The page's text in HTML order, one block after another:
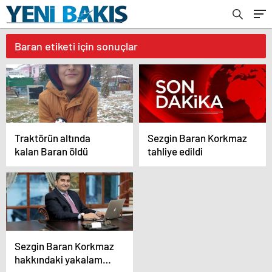
Baran etiketi için sonuçlar
Traktörün altında
kalan Baran öldü
Sezgin Baran Korkmaz
tahliye edildi
Sezgin Baran Korkmaz
hakkındaki yakalama